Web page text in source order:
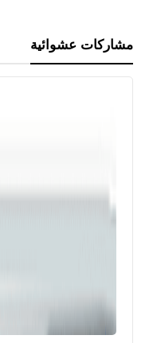
مشاركات عشوائية